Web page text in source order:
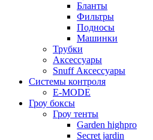
Бланты
Фильтры
Подносы
Машинки
Трубки
Аксессуары
Snuff Аксессуары
Системы контроля
E-MODE
Гроу боксы
Гроу тенты
Garden highpro
Secret jardin